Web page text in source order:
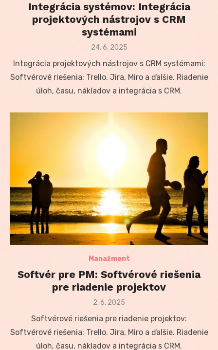
Integrácia systémov: Integrácia
projektových nástrojov s CRM
systémami
Posted
24. 6. 2025
Integrácia projektových nástrojov s CRM systémami:
Softvérové riešenia: Trello, Jira, Miro a ďalšie. Riadenie
úloh, času, nákladov a integrácia s CRM.
Manažment
Softvér pre PM: Softvérové riešenia
pre riadenie projektov
Posted
2. 6. 2025
Softvérové riešenia pre riadenie projektov:
Softvérové riešenia: Trello, Jira, Miro a ďalšie. Riadenie
úloh, času, nákladov a integrácia s CRM.